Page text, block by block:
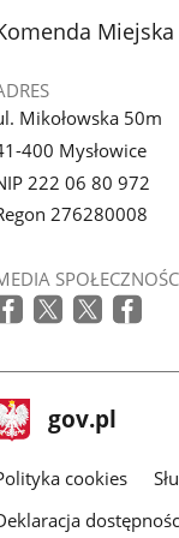
Mikołowska 50m
400 Mysłowice
222 06 80 972
276280008
Strona
gov.pl
gov.pl
cookies